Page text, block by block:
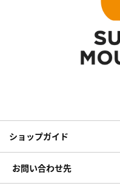
ショップガイド
お問い合わせ先